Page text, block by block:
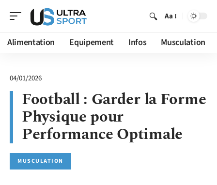
Aa
Alimentation Equipement Infos Musculation
04/01/2026
Football : Garder la Forme
Physique pour
Performance Optimale
MUSCULATION